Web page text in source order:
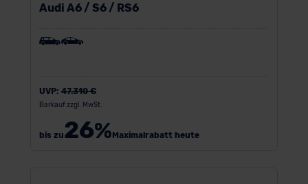
Audi A6 / S6 / RS6
UVP: 47.310 €
Barkauf zzgl. MwSt.
bis zu26%Maximalrabatt heute